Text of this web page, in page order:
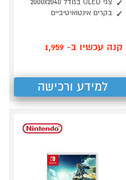
צגי OLED בגודל 2000x2040
בקרים אינטואיטיביים
קנה עכשיו ב- 1,959
למידע ורכישה